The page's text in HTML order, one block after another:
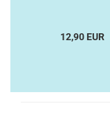
12,90 EUR